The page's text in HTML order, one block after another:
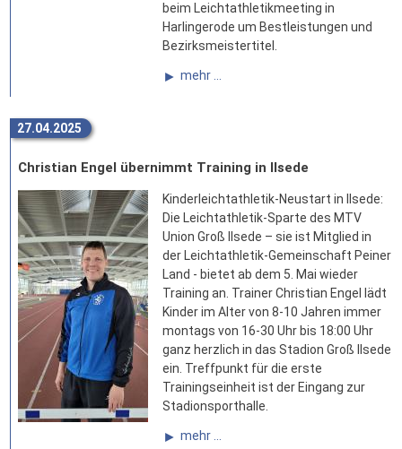
beim Leichtathletikmeeting in
Harlingerode um Bestleistungen und
Bezirksmeistertitel.
mehr ...
27.04.2025
Christian Engel übernimmt Training in Ilsede
Kinderleichtathletik-Neustart in Ilsede:
Die Leichtathletik-Sparte des MTV
Union Groß Ilsede – sie ist Mitglied in
der Leichtathletik-Gemeinschaft Peiner
Land - bietet ab dem 5. Mai wieder
Training an. Trainer Christian Engel lädt
Kinder im Alter von 8-10 Jahren immer
montags von 16-30 Uhr bis 18:00 Uhr
ganz herzlich in das Stadion Groß Ilsede
ein. Treffpunkt für die erste
Trainingseinheit ist der Eingang zur
Stadionsporthalle.
mehr ...